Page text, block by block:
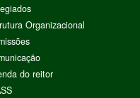
Organizacional
do reitor